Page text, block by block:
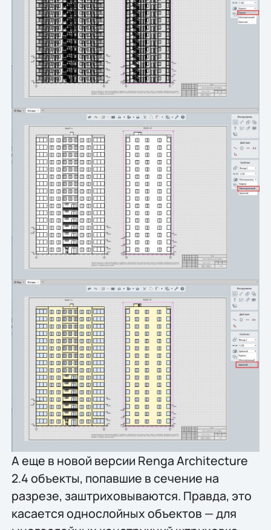
А еще в новой версии Renga Architecture
2.4 объекты, попавшие в сечение на
разрезе, заштриховываются. Правда, это
касается однослойных объектов — для